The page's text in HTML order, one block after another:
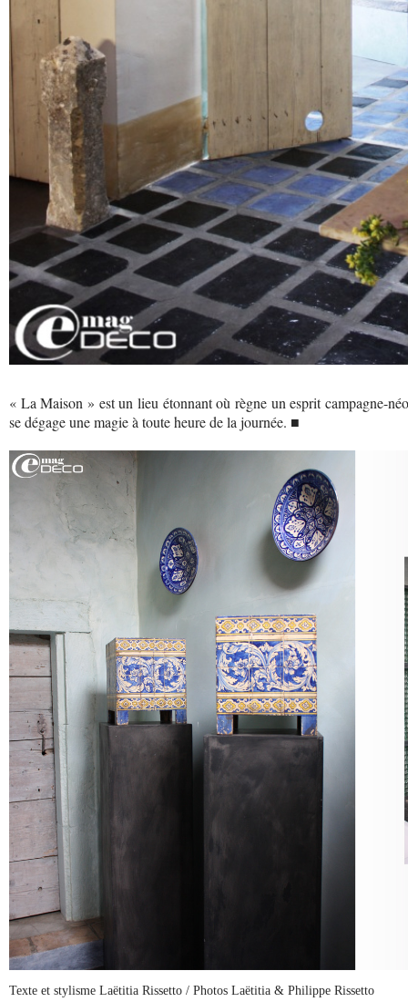
« La Maison » est un lieu étonnant où règne un esprit campagne-
se dégage une magie à toute heure de la journée. ■
Texte et stylisme Laëtitia Rissetto / Photos Laëtitia & Philippe Rissetto